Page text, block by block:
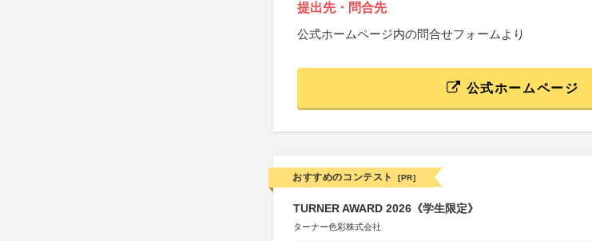
提出先・問合先
公式ホームページ内の問合せフォームより
公式ホームページ
おすすめのコンテスト [PR]
TURNER AWARD 2026《学生限定》
ターナー色彩株式会社